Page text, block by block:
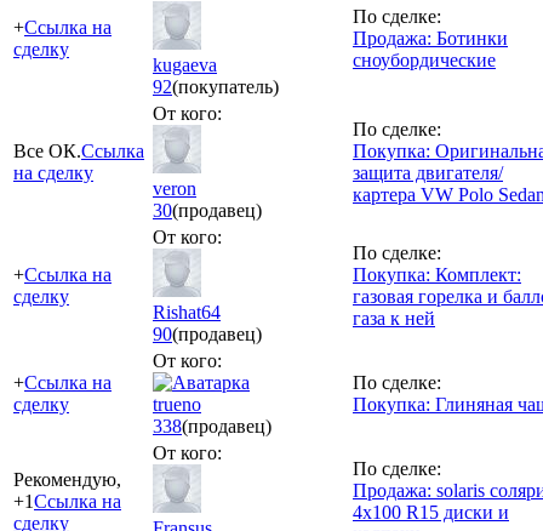
+Ссылка на
сделку
kugaeva
92(покупатель)
По сделке:
Продажа: Ботинки
сноубордические
Все ОК.Ссылка
на сделку
От кого:
veron
30(продавец)
По сделке:
Покупка:
защита двигателя/
картера VW Polo
+Ссылка на
сделку
От кого:
Rishat64
90(продавец)
По сделке:
Покупка: Комплект:
газовая горелка и
газа к ней
+Ссылка на
сделку
От кого:
trueno
338(продавец)
По сделке:
Покупка: Глиняная
Рекомендую,
+1Ссылка на
сделку
От кого:
По сделке:
Продажа: solaris
4х100 R15 диски и